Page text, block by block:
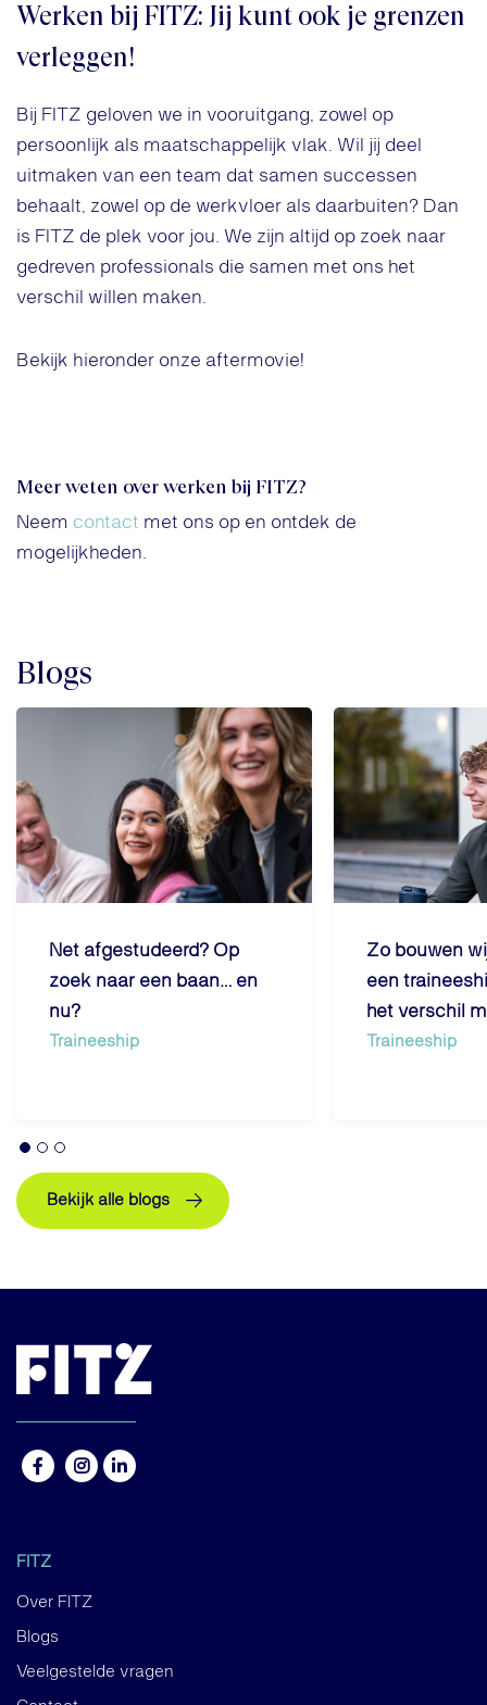
Werken bij FITZ: Jij kunt ook je grenzen
verleggen!
Bij FITZ geloven we in vooruitgang, zowel op
persoonlijk als maatschappelijk vlak. Wil jij deel
uitmaken van een team dat samen successen
behaalt, zowel op de werkvloer als daarbuiten? Dan
is FITZ de plek voor jou. We zijn altijd op zoek naar
gedreven professionals die samen met ons het
verschil willen maken.
Bekijk hieronder onze aftermovie!
Meer weten over werken bij FITZ?
Neem contact met ons op en ontdek de
mogelijkheden.
Blogs
Net afgestudeerd? Op
zoek naar een baan… en
nu?
Traineeship
Zo bouwen
een
het verschil
Traineeship
Bekijk alle blogs
FITZ
Over FITZ
Blogs
Veelgestelde vragen